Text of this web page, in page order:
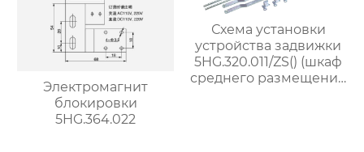
Электромагнит
блокировки
5HG.364.022
Схема установки
устройства задвижки
5HG.320.011/ZS() (шкаф
среднего размещения